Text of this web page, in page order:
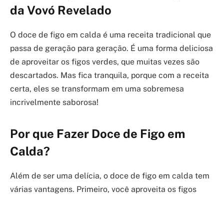
da Vovó Revelado
O doce de figo em calda é uma receita tradicional que
passa de geração para geração. É uma forma deliciosa
de aproveitar os figos verdes, que muitas vezes são
descartados. Mas fica tranquila, porque com a receita
certa, eles se transformam em uma sobremesa
incrivelmente saborosa!
Por que Fazer Doce de Figo em
Calda?
Além de ser uma delícia, o doce de figo em calda tem
várias vantagens. Primeiro, você aproveita os figos